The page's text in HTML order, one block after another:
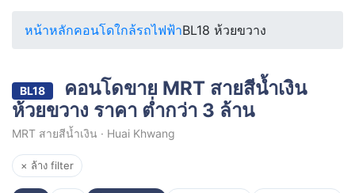
หน้าหลักคอนโดใกล้รถไฟฟ้าBL18 ห้วยขวาง
BL18
คอนโดขาย MRT สายสีน้ำเงิน
ห้วยขวาง ราคา ต่ำกว่า 3 ล้าน
MRT สายสีน้ำเงิน · Huai Khwang
× ล้าง filter